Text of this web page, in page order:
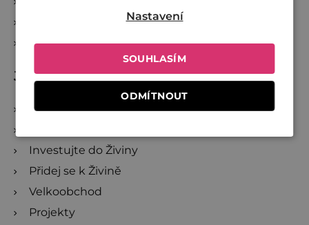
Reklamace a zrušení objednávky
Sledování zásilek
Jsme Živina
O Živině
Investujte do Živiny
Přidej se k Živině
Velkoobchod
Projekty
SOUHLASÍM
ODMÍTNOUT
Nastavení